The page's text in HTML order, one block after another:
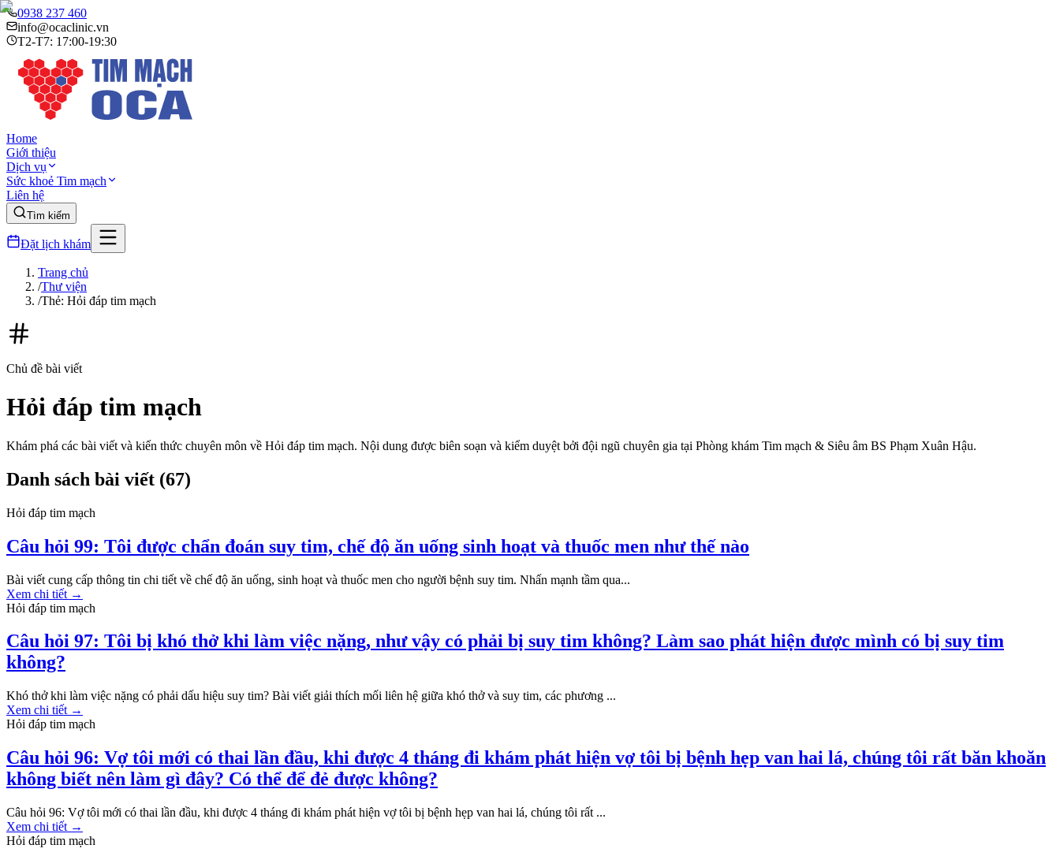
0938 237 460
info@ocaclinic.vn
T2-T7: 17:00-19:30
Home
Giới thiệu
Dịch vụ
Sức khoẻ Tim mạch
Liên hệ
Tìm kiếm
Đặt lịch khám
Trang chủ
/Thư viện
/Thẻ: Hỏi đáp tim mạch
Chủ đề bài viết
Hỏi đáp tim mạch
Khám phá các bài viết và kiến thức chuyên môn về Hỏi đáp tim mạch. Nội dung được biên soạn và kiểm duyệt bởi đội ngũ chuyên gia tại Phòng khám Tim mạch & Siêu âm BS Phạm Xuân Hậu.
Danh sách bài viết (67)
Hỏi đáp tim mạch
Câu hỏi 99: Tôi được chẩn đoán suy tim, chế độ ăn uống sinh hoạt và thuốc men như thế nào
Bài viết cung cấp thông tin chi tiết về chế độ ăn uống, sinh hoạt và thuốc men cho người bệnh suy tim. Nhấn mạnh tầm qua...
Xem chi tiết →
Hỏi đáp tim mạch
Câu hỏi 97: Tôi bị khó thở khi làm việc nặng, như vậy có phải bị suy tim không? Làm sao phát hiện được mình có bị suy tim
không?
Khó thở khi làm việc nặng có phải dấu hiệu suy tim? Bài viết giải thích mối liên hệ giữa khó thở và suy tim, các phương ...
Xem chi tiết →
Hỏi đáp tim mạch
Câu hỏi 96: Vợ tôi mới có thai lần đầu, khi được 4 tháng đi khám phát hiện vợ tôi bị bệnh hẹp van hai lá, chúng tôi rất băn khoăn
không biết nên làm gì đây? Có thể để đẻ được không?
Câu hỏi 96: Vợ tôi mới có thai lần đầu, khi được 4 tháng đi khám phát hiện vợ tôi bị bệnh hẹp van hai lá, chúng tôi rất ...
Xem chi tiết →
Hỏi đáp tim mạch